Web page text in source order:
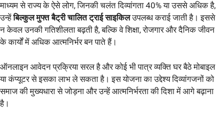
माध्यम से राज्य के ऐसे लोग, जिनकी चलंत दिव्यांगता 40% या उससे अधिक है,
उन्हेंबिल्कुल मुफ्त बैट्री चालित ट्राई साइकिलउपलब्ध कराई जाती है। इससे
न केवल उनकी गतिशीलता बढ़ती है, बल्कि वे शिक्षा, रोजगार और दैनिक जीवन
के कार्यों में अधिक आत्मनिर्भर बन पाते हैं।
ऑनलाइन आवेदन प्रक्रिया सरल है और कोई भी पात्र व्यक्ति घर बैठे मोबाइल
या कंप्यूटर से इसका लाभ ले सकता है। इस योजना का उद्देश्य दिव्यांगजनों को
समाज की मुख्यधारा से जोड़ना और उन्हें आत्मनिर्भरता की दिशा में आगे बढ़ाना
है।